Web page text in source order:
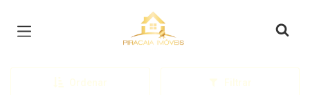
Página inicial
Ordenar Filtrar